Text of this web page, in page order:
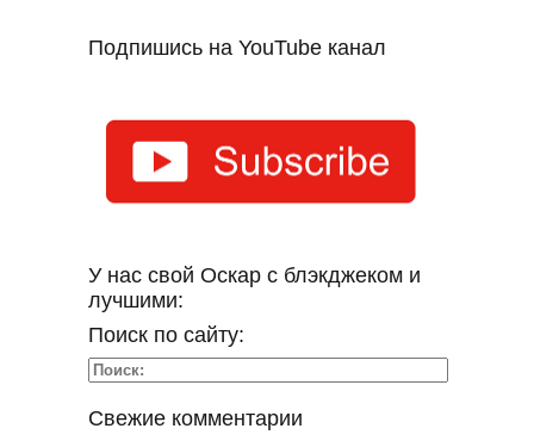
Подпишись на YouTube канал
У нас свой Оскар с блэкджеком и
лучшими:
Поиск по сайту:
Свежие комментарии